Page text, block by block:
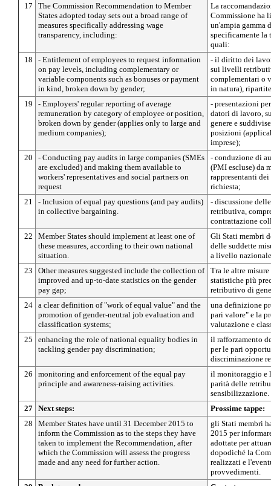
17
The Commission Recommendation to Member
States adopted today sets out a broad range of
measures specifically addressing wage
transparency, including:
La
Commissione ha
un'ampia gamma
specificamente la
quali:
18
- Entitlement of employees to request information
on pay levels, including complementary or
variable components such as bonuses or payment
in kind, broken down by gender;
- il diritto dei
sui livelli
complementari o
in natura),
19
- Employers' regular reporting of average
remuneration by category of employee or position,
broken down by gender (applies only to large and
medium companies);
- presentazioni
datori di lavoro,
genere e
posizioni
imprese);
20
- Conducting pay audits in large companies (SMEs
are excluded) and making them available to
workers' representatives and social partners on
request
- conduzione di
(PMI escluse) da
rappresentanti
richiesta;
21
- Inclusion of equal pay questions (and pay audits)
in collective bargaining.
- discussione
retributiva,
contrattazione
22
Member States should implement at least one of
these measures, according to their own national
situation.
Gli Stati membri
delle suddette
a livello
23
Other measures suggested include the collection of
improved and up-to-date statistics on the gender
pay gap;
Tra le altre
statistiche più
retributivo di
24 a clear definition of "work of equal value" and the
promotion of gender-neutral job evaluation and
classification systems;
una definizione
pari valore" e la
valutazione e
25
enhancing the role of national equality bodies in
tackling gender pay discrimination;
il rafforzamento
per le pari
discriminazione
26
monitoring and enforcement of the equal pay
principle and awareness-raising activities.
il monitoraggio e
parità delle
sensibilizzazione.
27 Next steps:
Prossime tappe:
28
Member States have until 31 December 2015 to
inform the Commission as to the steps they have
taken to implement the Recommendation, after
which the Commission will assess the progress
made and any need for further action.
gli Stati membri
2015 per
adottate per
dopodiché la
realizzati e
provvedimenti.